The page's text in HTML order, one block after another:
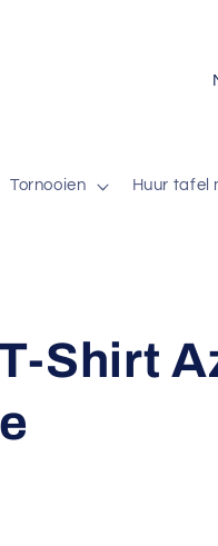
Tornooien Huur tafel
T
l
Shirt